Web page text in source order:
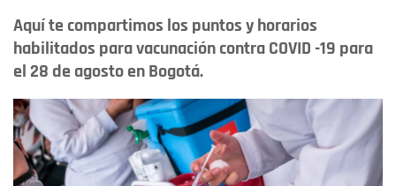
Aquí te compartimos los puntos y horarios
habilitados para vacunación contra COVID -19 para
el 28 de agosto en Bogotá.